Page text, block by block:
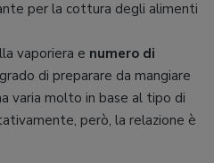
per la cottura degli alimenti
vaporiera e numero di
di preparare da mangiare
varia molto in base al tipo di
però, la relazione è